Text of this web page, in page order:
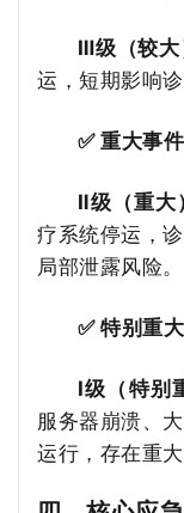
Ⅲ级（较大
运，短期影响
✅ 重大事
Ⅱ级（重大）
疗系统停运，
局部泄露风险。
✅ 特别重
Ⅰ级（特别
服务器崩溃、
运行，存在重